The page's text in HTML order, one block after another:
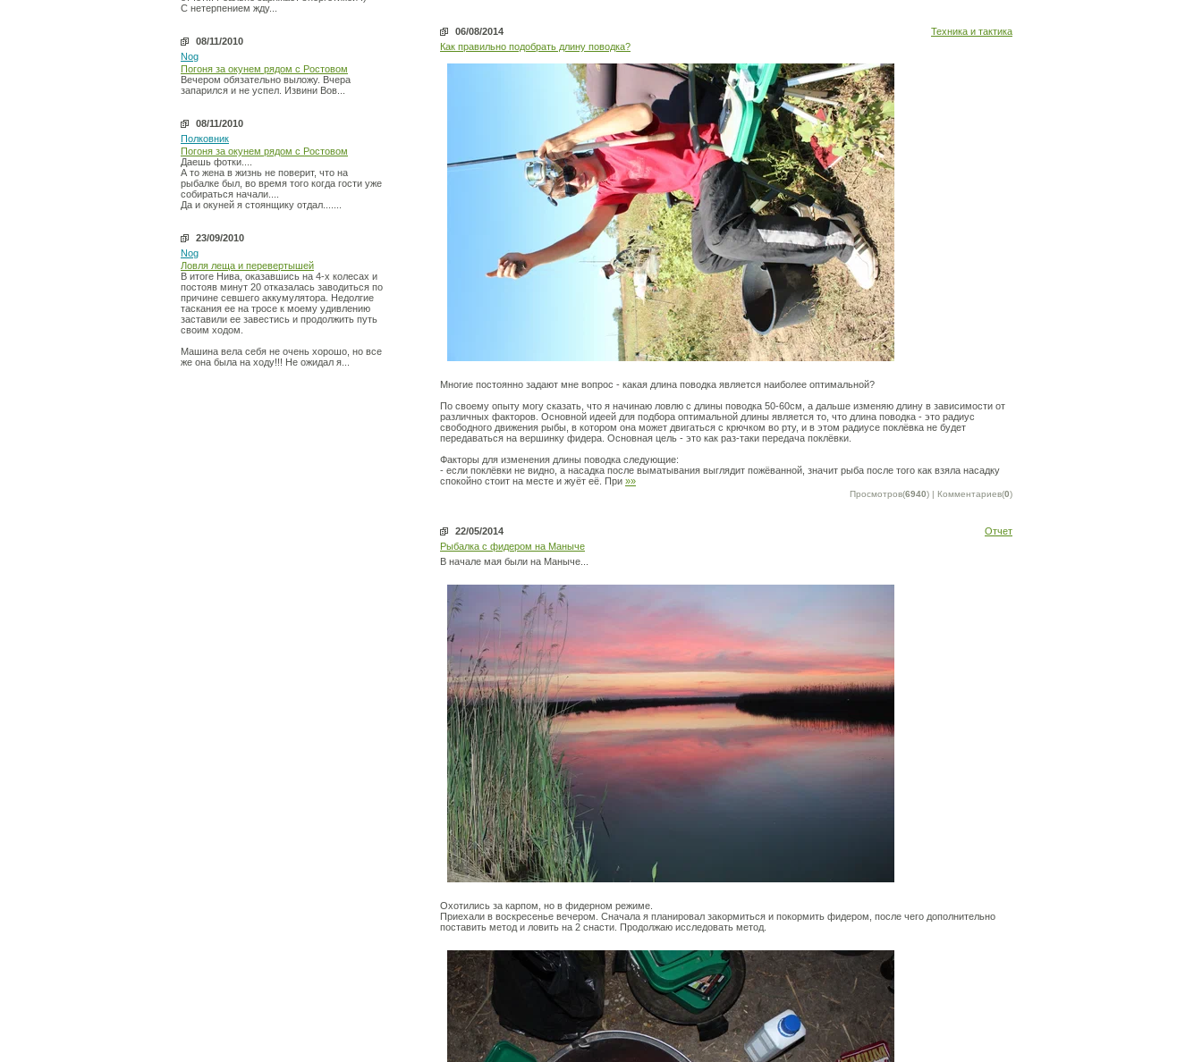
С нетерпением жду...
08/11/2010
Nog
Погоня за окунем рядом с Ростовом
Вечером обязательно выложу. Вчера
запарился и не успел. Извини Вов...
08/11/2010
Полковник
Погоня за окунем рядом с Ростовом
Даешь фотки....
А то жена в жизнь не поверит, что на
рыбалке был, во время того когда гости уже
собираться начали....
Да и окуней я стоянщику отдал.......
23/09/2010
Nog
Ловля леща и перевертышей
В итоге Нива, оказавшись на 4-х колесах и
постояв минут 20 отказалась заводиться по
причине севшего аккумулятора. Недолгие
таскания ее на тросе к моему удивлению
заставили ее завестись и продолжить путь
своим ходом.
Машина вела себя не очень хорошо, но все
же она была на ходу!!! Не ожидал я...
Техника и тактика
06/08/2014
Как правильно подобрать длину поводка?
Многие постоянно задают мне вопрос - какая длина поводка является наиболее оптимальной?
По своему опыту могу сказать, что я начинаю ловлю с длины поводка 50-60см, а дальше изменяю длину в зависимости от
различных факторов. Основной идеей для подбора оптимальной длины является то, что длина поводка - это радиус
свободного движения рыбы, в котором она может двигаться с крючком во рту, и в этом радиусе поклёвка не будет
передаваться на вершинку фидера. Основная цель - это как раз-таки передача поклёвки.
Факторы для изменения длины поводка следующие:
- если поклёвки не видно, а насадка после выматывания выглядит пожёванной, значит рыба после того как взяла насадку
спокойно стоит на месте и жуёт её. При »»
Просмотров(6940) | Комментариев(0)
Отчет
22/05/2014
Рыбалка с фидером на Маныче
В начале мая были на Маныче...
Охотились за карпом, но в фидерном режиме.
Приехали в воскресенье вечером. Сначала я планировал закормиться и покормить фидером, после чего дополнительно
поставить метод и ловить на 2 снасти. Продолжаю исследовать метод.